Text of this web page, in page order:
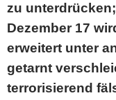
zu
Dezember 17
erweitert unter
getarnt
terrorisierend